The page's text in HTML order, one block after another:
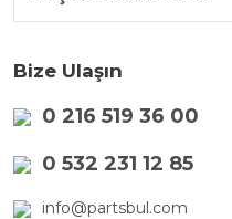
Bize Ulaşın
0 216 519 36 00
0 532 231 12 85
info@partsbul.com